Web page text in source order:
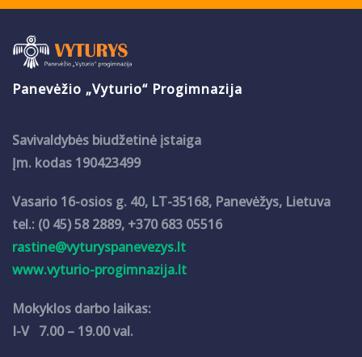
Panevėžio „Vyturio“ Progimnazija
Savivaldybės biudžetinė įstaiga
Įm. kodas 190423499
Vasario 16-osios g. 40, LT-35168, Panevėžys, Lietuva
tel.: (0 45) 58 2889, +370 683 05516
rastine@vyturyspanevezys.lt
www.vyturio-progimnazija.lt
Mokyklos darbo laikas:
I-V 7.00 – 19.00 val.